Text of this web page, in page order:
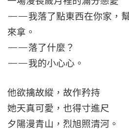
——我落了點東西在你家，
來拿。
——落了什麼？
——我的小心心。
他欲擒故縱，故作矜持
她天真可愛，也得寸進尺
夕陽漫青山，烈旭照清河。